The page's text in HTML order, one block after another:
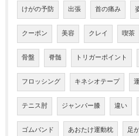
けがの予防 出張 首の痛み
クーポン 美容 クレイ 喫茶
骨盤 脊髄 トリガーポイント
フロッシング キネシオテープ
テニス肘 ジャンパー膝 違い
ゴムバンド あおたけ運動枕 足